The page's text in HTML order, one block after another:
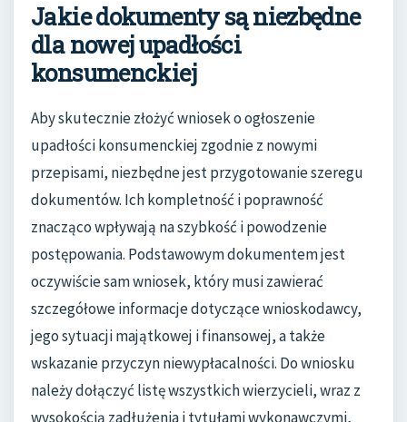
Jakie dokumenty są niezbędne
dla nowej upadłości
konsumenckiej
Aby skutecznie złożyć wniosek o ogłoszenie
upadłości konsumenckiej zgodnie z nowymi
przepisami, niezbędne jest przygotowanie szeregu
dokumentów. Ich kompletność i poprawność
znacząco wpływają na szybkość i powodzenie
postępowania. Podstawowym dokumentem jest
oczywiście sam wniosek, który musi zawierać
szczegółowe informacje dotyczące wnioskodawcy,
jego sytuacji majątkowej i finansowej, a także
wskazanie przyczyn niewypłacalności. Do wniosku
należy dołączyć listę wszystkich wierzycieli, wraz z
wysokością zadłużenia i tytułami wykonawczymi,